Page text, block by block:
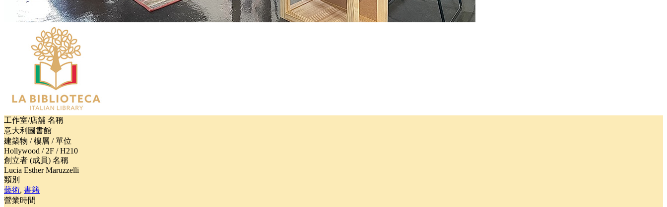
工作室/店舖 名稱
意大利圖書館
建築物 / 樓層 / 單位
Hollywood / 2F / H210
創立者 (成員) 名稱
Lucia Esther Maruzzelli
類別
藝術, 書籍
營業時間